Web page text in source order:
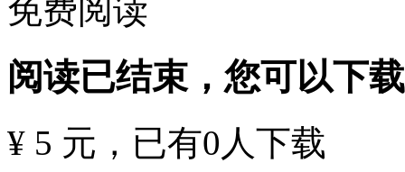
免费阅读
阅读已结束，您可以下
¥ 5 元 ，已有0 人下载